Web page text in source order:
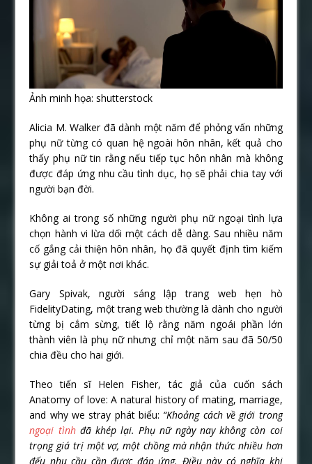
Ảnh minh họa: shutterstock
Alicia M. Walker đã dành một năm để phỏng vấn những
phụ nữ từng có quan hệ ngoài hôn nhân, kết quả cho
thấy phụ nữ tin rằng nếu tiếp tục hôn nhân mà không
được đáp ứng nhu cầu tình dục, họ sẽ phải chia tay với
người bạn đời.
Không ai trong số những người phụ nữ ngoại tình lựa
chọn hành vi lừa dối một cách dễ dàng. Sau nhiều năm
cố gắng cải thiện hôn nhân, họ đã quyết định tìm kiếm
sự giải toả ở một nơi khác.
Gary Spivak, người sáng lập trang web hẹn hò
FidelityDating, một trang web thường là dành cho người
từng bị cắm sừng, tiết lộ rằng năm ngoái phần lớn
thành viên là phụ nữ nhưng chỉ một năm sau đã 50/50
chia đều cho hai giới.
Theo tiến sĩ Helen Fisher, tác giả của cuốn sách
Anatomy of love: A natural history of mating, marriage,
and why we stray phát biểu: “Khoảng cách về giới trong
ngoại tìnhđã khép lại. Phụ nữ ngày nay không còn coi
trọng giá trị một vợ, một chồng mà nhận thức nhiều hơn
đếu nhu cầu cần được đáp ứng. Điều này có nghĩa khi